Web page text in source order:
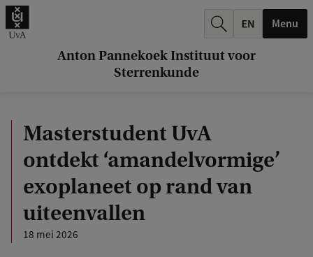
Anton Pannekoek Instituut voor
Sterrenkunde
Menu
Masterstudent UvA
ontdekt ‘amandelvormige’
exoplaneet op rand van
uiteenvallen
18 mei 2026